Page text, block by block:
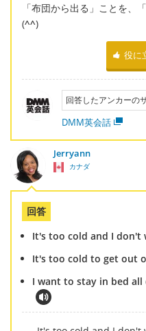
「布団から出る」ことを、
(^^)
役に
回答したアンカーの
DMM英会話
Jerryann
カナダ
回答
It's too cold and I don't
It's too cold to get out
I want to stay in bed